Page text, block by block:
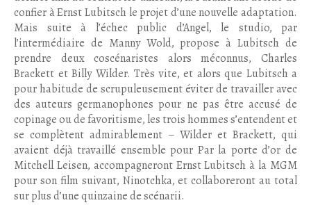
confier à Ernst Lubitsch le projet d’une nouvelle adaptation.
Mais suite à l’échec public d’Angel, le studio, par
l’intermédiaire de Manny Wold, propose à Lubitsch de
prendre deux coscénaristes alors méconnus, Charles
Brackett et Billy Wilder. Très vite, et alors que Lubitsch a
pour habitude de scrupuleusement éviter de travailler avec
des auteurs germanophones pour ne pas être accusé de
copinage ou de favoritisme, les trois hommes s’entendent et
se complètent admirablement – Wilder et Brackett, qui
avaient déjà travaillé ensemble pour Par la porte d’or de
Mitchell Leisen, accompagneront Ernst Lubitsch à la MGM
pour son film suivant, Ninotchka, et collaboreront au total
sur plus d’une quinzaine de scénarii.